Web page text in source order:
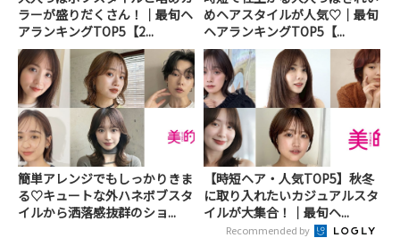
ラーが盛りだくさん！｜最旬ヘ
アランキングTOP5【2...
めヘアスタイルが人気♡｜最旬
ヘアランキングTOP5【...
簡単アレンジでもしっかりきま
る♡キュートな外ハネボブスタ
イルから洒落感抜群のショ...
【時短ヘア・人気TOP5】秋冬
に取り入れたいカジュアルスタ
イルが大集合！｜最旬ヘ...
Recommended by